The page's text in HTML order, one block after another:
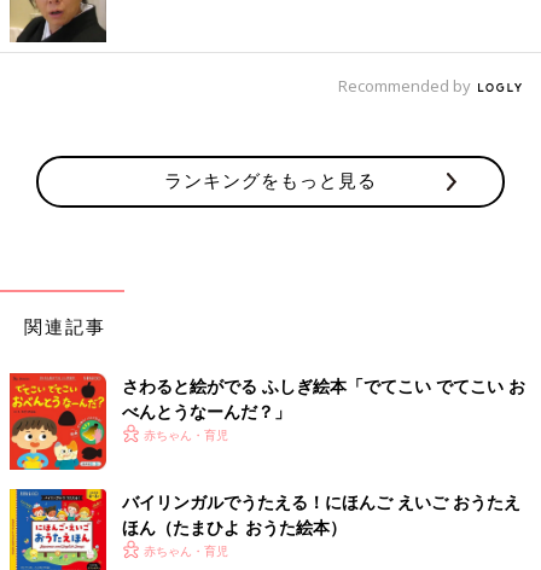
本作家さんたちを見て「あんなふうになりたいな」って思ってい
たんです。でも、その人たちを目指しているとだんだんその人た
ういう人たちと僕は違う。僕は僕でいい」と自分の思いをストレ
人間だから、「自分に自信がない」とか、「もっとすごいパパマ
マ・パパのあるある行動３
【サトシンさん】プロフィール
広告制作プロダクション勤務、専業主夫、フリーのコピーライタ
ーを経て絵本作家に。作家活動の傍ら、コミュニケーション遊び
「おてて絵本」を発案、普及活動に力を入れている。
Recommended by
ランキングをもっと見る
関連記事
さわると絵がでる ふしぎ絵本「でてこい でてこい お
べんとうなーんだ？」
赤ちゃん・育児
バイリンガルでうたえる！にほんご えいご おうたえ
ほん（たまひよ おうた絵本）
赤ちゃん・育児